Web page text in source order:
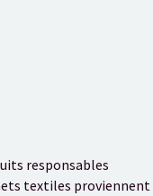
responsables
textiles proviennent